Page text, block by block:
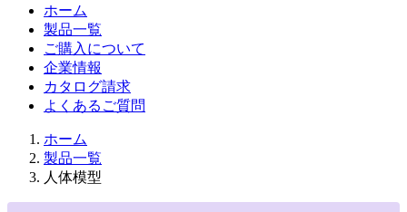
ホーム
製品一覧
ご購入について
企業情報
カタログ請求
よくあるご質問
ホーム
製品一覧
人体模型